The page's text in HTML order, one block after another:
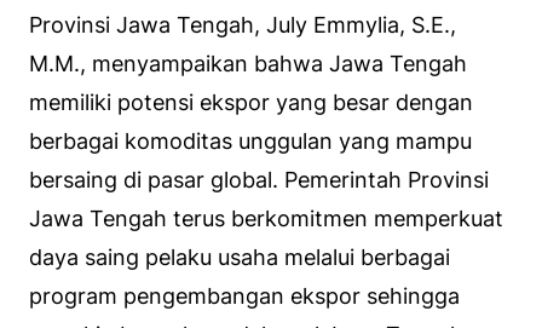
Provinsi Jawa Tengah, July Emmylia, S.E.,
M.M., menyampaikan bahwa Jawa Tengah
memiliki potensi ekspor yang besar dengan
berbagai komoditas unggulan yang mampu
bersaing di pasar global. Pemerintah Provinsi
Jawa Tengah terus berkomitmen memperkuat
daya saing pelaku usaha melalui berbagai
program pengembangan ekspor sehingga